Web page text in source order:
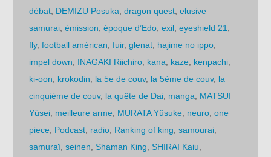
débat DEMIZU Posuka ,dragon quest ,elusive
samurai ,émission ,époque d’Edo ,exil ,eyeshield 21
fly,football américan ,fuir,glenat hajime no ippo
impel down
INAGAKI Riichiro kana kaze kenpachi
ki-oon
krokodin la 5e de couv, la 5ème de couv, la
cinquième de couv, la quête de Dai manga
MATSUI
Yûsei meilleure arme MURATA Yûsuke neuro ,one
piece Podcast radio Ranking of king ,samourai
samuraï ,seinen ,Shaman King ,SHIRAI Kaiu